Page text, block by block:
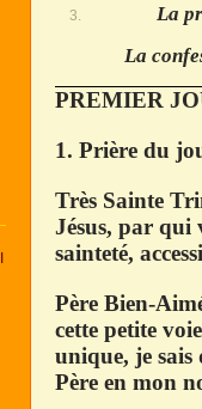
La
La
PREMIER
1. Prière du
Très Sainte
Jésus, par qui
sainteté,
Père Bien-
cette petite
unique, je sais
Père en mon